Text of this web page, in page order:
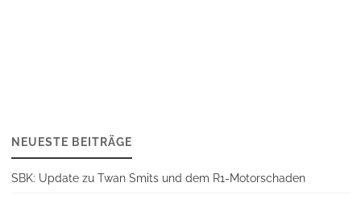
NEUESTE BEITRÄGE
SBK: Update zu Twan Smits und dem R1-Motorschaden